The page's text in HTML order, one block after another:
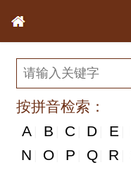
按拼音检索：
A
B C D E
N
N O P Q R